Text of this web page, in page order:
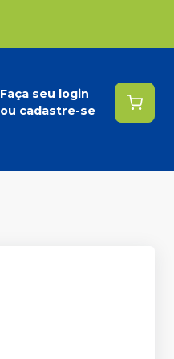
Faça seu login
ou cadastre-se